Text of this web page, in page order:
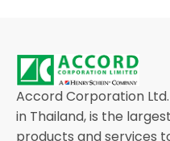
Accord Corporation
in Thailand, is the
products and services